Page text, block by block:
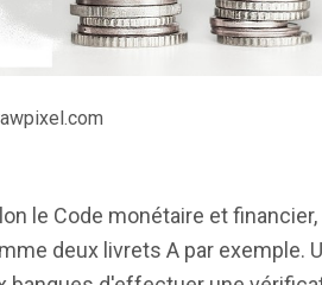
le Code monétaire et
deux livrets A par exemple.